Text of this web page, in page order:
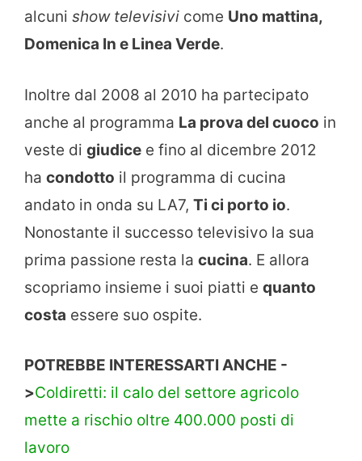
alcuni show televisivi come Uno mattina,
Domenica In e Linea Verde.
Inoltre dal 2008 al 2010 ha partecipato
anche al programma La prova del cuoco in
veste di giudice e fino al dicembre 2012
ha condotto il programma di cucina
andato in onda su LA7, Ti ci porto io.
Nonostante il successo televisivo la sua
prima passione resta la cucina. E allora
scopriamo insieme i suoi piatti e quanto
costa essere suo ospite.
POTREBBE INTERESSARTI ANCHE -
>Coldiretti: il calo del settore agricolo
mette a rischio oltre 400.000 posti di
lavoro